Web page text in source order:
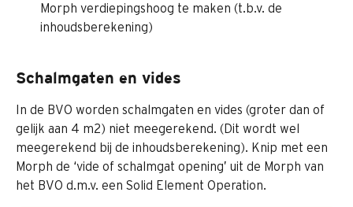
Morph verdiepingshoog te maken (t.b.v. de
inhoudsberekening)
Schalmgaten en vides
In de BVO worden schalmgaten en vides (groter dan of
gelijk aan 4 m2) niet meegerekend. (Dit wordt wel
meegerekend bij de inhoudsberekening). Knip met een
Morph de ‘vide of schalmgat opening’ uit de Morph van
het BVO d.m.v. een Solid Element Operation.